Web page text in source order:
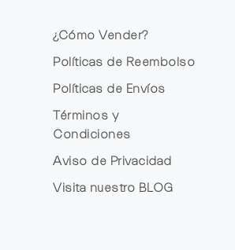
¿Cómo Vender?
Políticas de Reembolso
Políticas de Envíos
Términos y
Condiciones
Aviso de Privacidad
Visita nuestro BLOG